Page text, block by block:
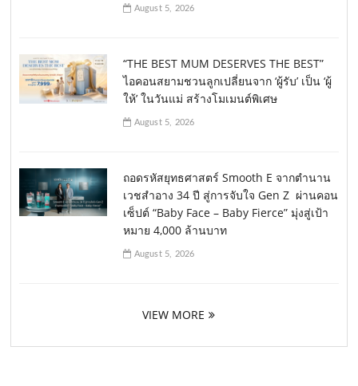
August 5, 2026
“THE BEST MUM DESERVES THE BEST”
ไอคอนสยามชวนลูกเปลี่ยนจาก ‘ผู้รับ’ เป็น ‘ผู้
ให้’ ในวันแม่ สร้างโมเมนต์พิเศษ
August 5, 2026
ถอดรหัสยุทธศาสตร์ Smooth E จากตำนาน
เวชสำอาง 34 ปี สู่การจับใจ Gen Z ผ่านคอน
เซ็ปต์ “Baby Face – Baby Fierce” มุ่งสู่เป้า
หมาย 4,000 ล้านบาท
August 5, 2026
VIEW MORE